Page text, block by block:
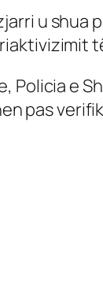
u shua
Policia e
pas